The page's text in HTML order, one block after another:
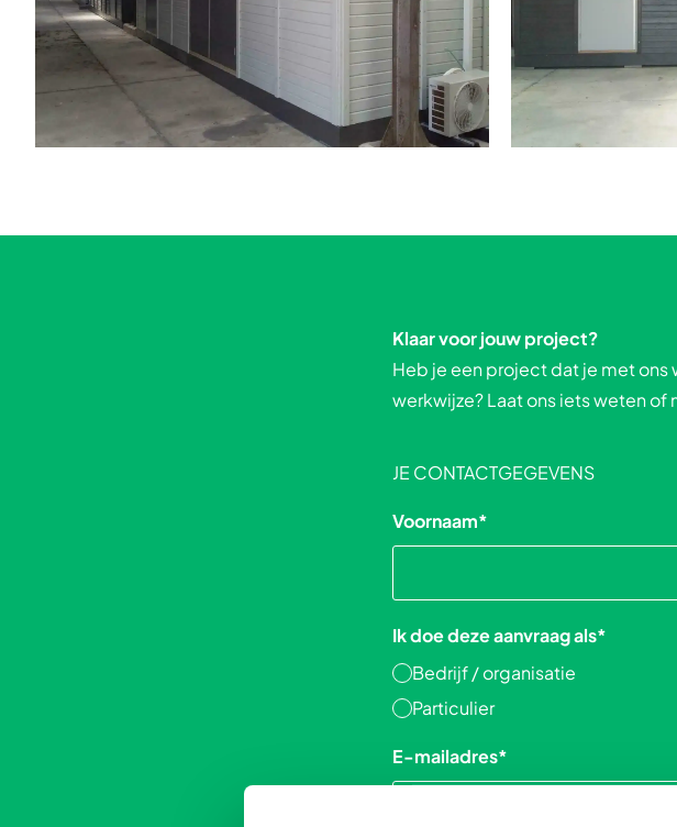
Klaar voor jouw project?
Heb je een project dat je met ons
werkwijze? Laat ons iets weten
JE CONTACTGEGEVENS
Voornaam*
Ik doe deze aanvraag als*
Bedrijf / organisatie
Particulier
E-mailadres*